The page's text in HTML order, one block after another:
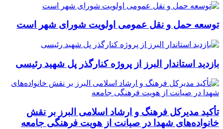
توسعه حمل و نقل عمومی اولویت شورای شهر است
بازدید استاندار البرز از پروژه کنارگذر پل شهید رئیسی
تأکید مدیرکل فرهنگ و ارشاد اسلامی البرز بر نقش
خانواده‌های شهدا در صیانت از هویت فرهنگی جامعه